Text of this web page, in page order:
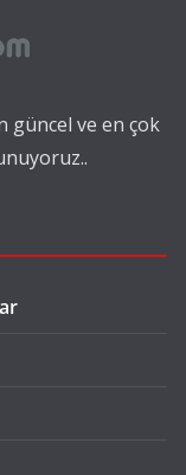
güncel ve en çok